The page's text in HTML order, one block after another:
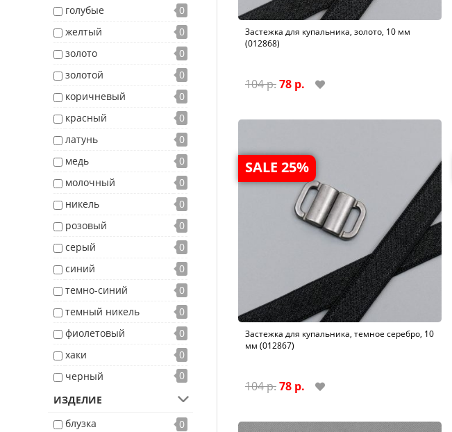
голубые
0
желтый
0
золото
0
золотой
0
коричневый
0
красный
0
латунь
0
медь
0
молочный
0
никель
0
розовый
0
серый
0
синий
0
темно-синий
0
темный никель
0
фиолетовый
0
хаки
0
черный
0
ИЗДЕЛИЕ
блузка
0
Застежка для купальника, золото, 10 мм
(012868)
104 р.78 р.
SALE 25%
Застежка для купальника, темное серебро, 10
мм (012867)
104 р.78 р.